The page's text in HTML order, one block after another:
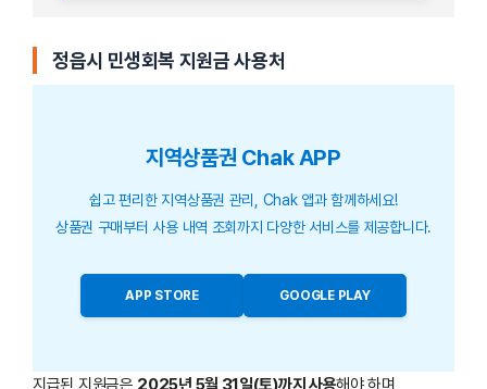
정읍시 민생회복 지원금 사용처
지역상품권 Chak APP
쉽고 편리한 지역상품권 관리, Chak 앱과 함께하세요!
상품권 구매부터 사용 내역 조회까지 다양한 서비스를 제공합니다.
APP STORE GOOGLE PLAY
지급된 지원금은 2025년 5월 31일(토)까지 사용해야 하며,